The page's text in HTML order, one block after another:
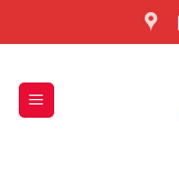
to